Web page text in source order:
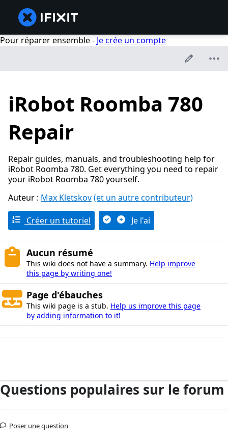
Pour réparer ensemble - Je crée un compte
iRobot Roomba 780
Repair
Repair guides, manuals, and troubleshooting help for
iRobot Roomba 780. Get everything you need to repair
your iRobot Roomba 780 yourself.
Auteur : Max Kletskov(et un autre contributeur)
Créer un tutoriel Je l'ai
Aucun résumé
This wiki does not have a summary. Help improve
this page by writing one!
Page d'ébauches
This wiki page is a stub. Help us improve this page
by adding information to it!
Questions populaires sur le forum
Poser une question